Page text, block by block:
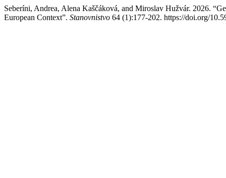
Seberíni, Andrea, Alena Kaščáková, and Miroslav Hužvár. 2026.
European Context”. Stanovnistvo 64 (1):177-202. https://doi.org/